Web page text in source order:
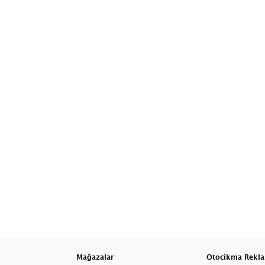
Mağazalar Otocikma